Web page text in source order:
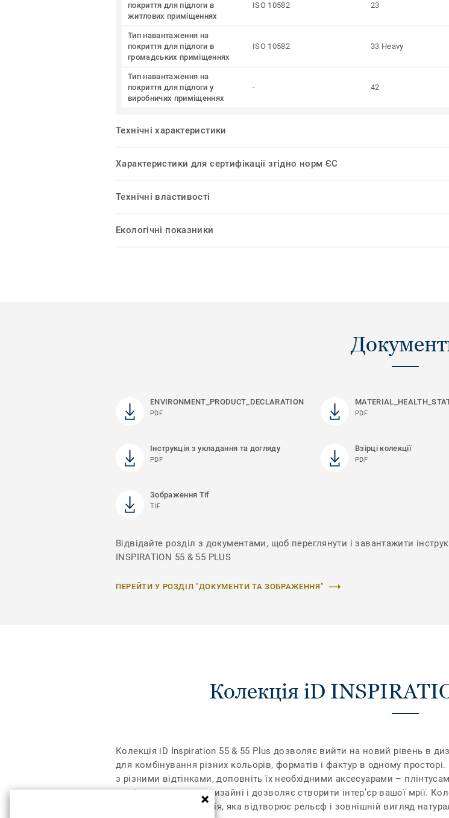
покриття для підлоги в
житлових приміщеннях
ISO 10582 23
Тип навантаження на
покриття для підлоги в
громадських приміщеннях
ISO 10582 33 Heavy
Тип навантаження на
покриття для підлоги у
виробничих приміщеннях
- 42
Технічні характеристики
Характеристики для сертифікації згідно норм ЄС
Технічні властивості
Екологічні показники
ENVIRONMENT_PRODUCT_DECLARATION
PDF PDF
Інструкція з укладання та догляду
PDF
Взірці колекції
PDF
Зображення Tif
TIF
Відвідайте розділ з документами, щоб переглянути і завантажити
INSPIRATION 55 & 55 PLUS
ПЕРЕЙТИ У РОЗДІЛ "ДОКУМЕНТИ ТА ЗОБРАЖЕННЯ"
Колекція iD
Колекція iD Inspiration 55 & 55 Plus дозволяє вийти на новий рівень в
для комбінування різних кольорів, форматів і фактур в одному
з різними відтінками, доповніть їх необхідними аксесуарами –
межі дозволеного у дизайні і дозволяє створити інтер’єр вашої мрії.
регістрі – це технологія, яка відтворює рельєф і зовнішній вигляд